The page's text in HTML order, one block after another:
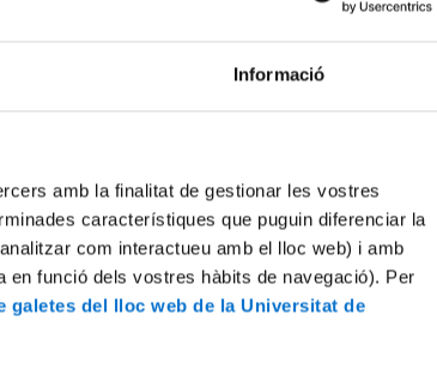
Informació
amb la finalitat de gestionar les vostres
característiques que puguin diferenciar la
com interactueu amb el lloc web) i amb
en funció dels vostres hàbits de navegació). Per
galetes del lloc web de la Universitat de